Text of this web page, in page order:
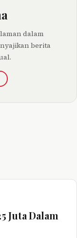
dalam
berita
Juta Dalam